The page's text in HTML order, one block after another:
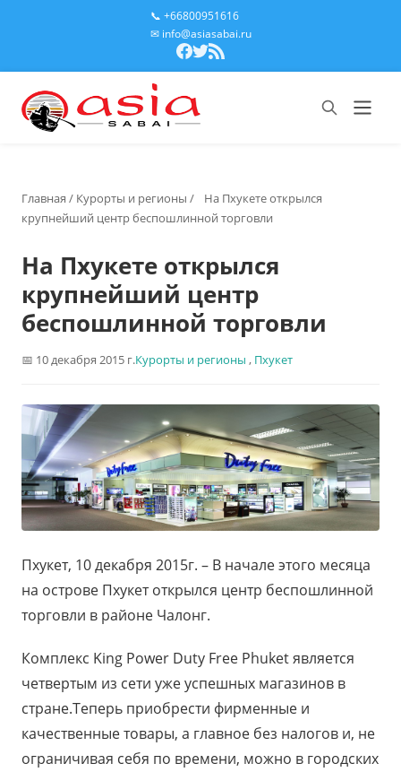
📞 +66800951616
✉ info@asiasabai.ru
Главная / Курорты и регионы /
На Пхукете открылся
крупнейший центр беспошлинной торговли
На Пхукете открылся
крупнейший центр
беспошлинной торговли
10 декабря 2015 г.Курорты и регионы , Пхукет
Пхукет, 10 декабря 2015г. – В начале этого месяца
на острове Пхукет открылся центр беспошлинной
торговли в районе Чалонг.
Комплекс King Power Duty Free Phuketявляется
четвертым из сети уже успешных магазинов в
стране.Теперь приобрести фирменные и
качественные товары, а главное без налогов и, не
ограничивая себя по времени, можно в городских